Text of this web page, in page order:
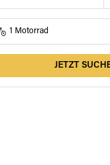
1 Motorrad
JETZT